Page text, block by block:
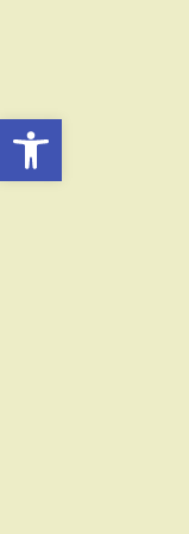
Deschide bara de unelte